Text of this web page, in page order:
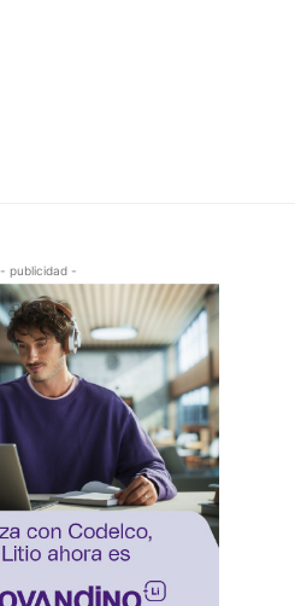
- publicidad -